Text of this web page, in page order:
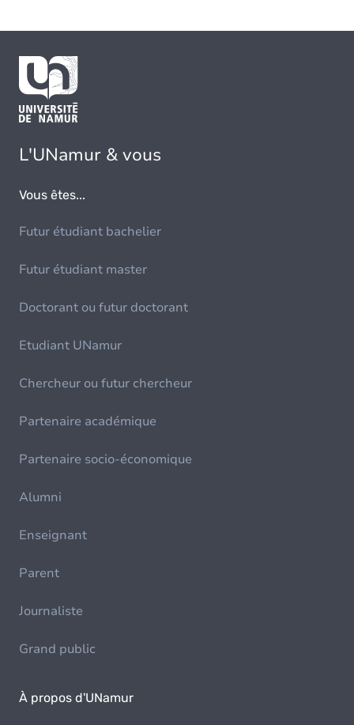
L'UNamur & vous
Vous êtes...
Futur étudiant bachelier
Futur étudiant master
Doctorant ou futur doctorant
Etudiant UNamur
Chercheur ou futur chercheur
Partenaire académique
Partenaire socio-économique
Alumni
Enseignant
Parent
Journaliste
Grand public
À propos d'UNamur